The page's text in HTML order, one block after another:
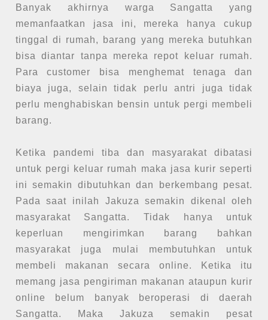
Banyak akhirnya warga Sangatta yang
memanfaatkan jasa ini, mereka hanya cukup
tinggal di rumah, barang yang mereka butuhkan
bisa diantar tanpa mereka repot keluar rumah.
Para customer bisa menghemat tenaga dan
biaya juga, selain tidak perlu antri juga tidak
perlu menghabiskan bensin untuk pergi membeli
barang.
Ketika pandemi tiba dan masyarakat dibatasi
untuk pergi keluar rumah maka jasa kurir seperti
ini semakin dibutuhkan dan berkembang pesat.
Pada saat inilah Jakuza semakin dikenal oleh
masyarakat Sangatta. Tidak hanya untuk
keperluan mengirimkan barang bahkan
masyarakat juga mulai membutuhkan untuk
membeli makanan secara online. Ketika itu
memang jasa pengiriman makanan ataupun kurir
online belum banyak beroperasi di daerah
Sangatta. Maka Jakuza semakin pesat